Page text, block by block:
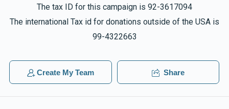
The tax ID for this campaign is 92-3617094
The international Tax id for donations outside of the USA is
99-4322663
Create My Team Share